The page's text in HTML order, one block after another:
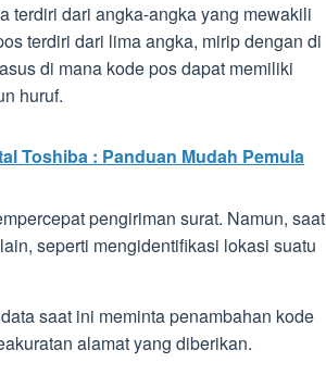
terdiri dari angka-angka yang mewakili
terdiri dari lima angka, mirip dengan di
di mana kode pos dapat memiliki
huruf.
Toshiba : Panduan Mudah Pemula
pengiriman surat. Namun, saat
seperti mengidentifikasi lokasi suatu
saat ini meminta penambahan kode
alamat yang diberikan.